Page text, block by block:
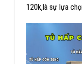
120k,là sự lựa